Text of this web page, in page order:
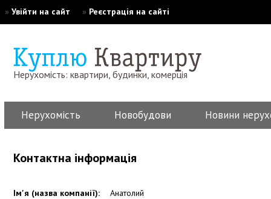
» Увійти на сайт » Реєстрація на сайті
Нерухомість: квартири, будинки, комерція
Нерухомість Новобудови Новини
Контактна інформація
Ім'я (назва компанії):
Анатолий